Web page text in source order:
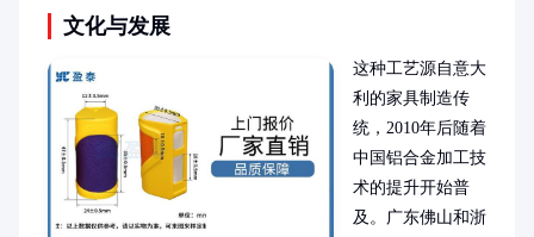
文化与发展
这种工艺源自意大
利的家具制造传
统，2010年后随着
中国铝合金加工技
术的提升开始普
及。广东佛山和浙